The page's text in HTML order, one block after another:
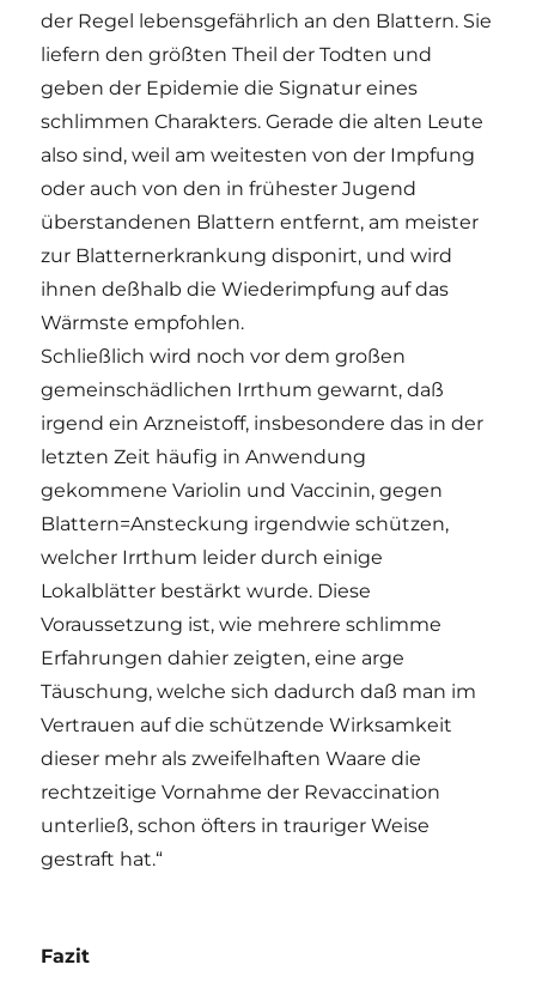
der Regel lebensgefährlich an den Blattern. Sie
liefern den größten Theil der Todten und
geben der Epidemie die Signatur eines
schlimmen Charakters. Gerade die alten Leute
also sind, weil am weitesten von der Impfung
oder auch von den in frühester Jugend
überstandenen Blattern entfernt, am meister
zur Blatternerkrankung disponirt, und wird
ihnen deßhalb die Wiederimpfung auf das
Wärmste empfohlen.
Schließlich wird noch vor dem großen
gemeinschädlichen Irrthum gewarnt, daß
irgend ein Arzneistoff, insbesondere das in der
letzten Zeit häufig in Anwendung
gekommene Variolin und Vaccinin, gegen
Blattern=Ansteckung irgendwie schützen,
welcher Irrthum leider durch einige
Lokalblätter bestärkt wurde. Diese
Voraussetzung ist, wie mehrere schlimme
Erfahrungen dahier zeigten, eine arge
Täuschung, welche sich dadurch daß man im
Vertrauen auf die schützende Wirksamkeit
dieser mehr als zweifelhaften Waare die
rechtzeitige Vornahme der Revaccination
unterließ, schon öfters in trauriger Weise
gestraft hat.“
Fazit